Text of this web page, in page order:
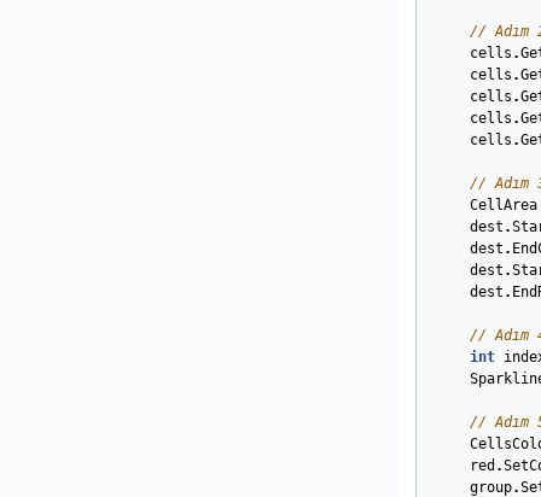
// Adım
cells .
cells .
cells .
cells .
cells .
// Adım
CellArea
dest .
dest .
dest .
dest .
//
int
// Adım
red .
group.